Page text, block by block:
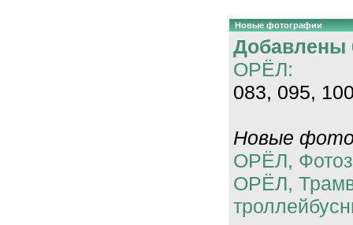
Новые фотографии
Добавлены
ОРЁЛ:
083, 095,
Новые
ОРЁЛ,
ОРЁЛ,